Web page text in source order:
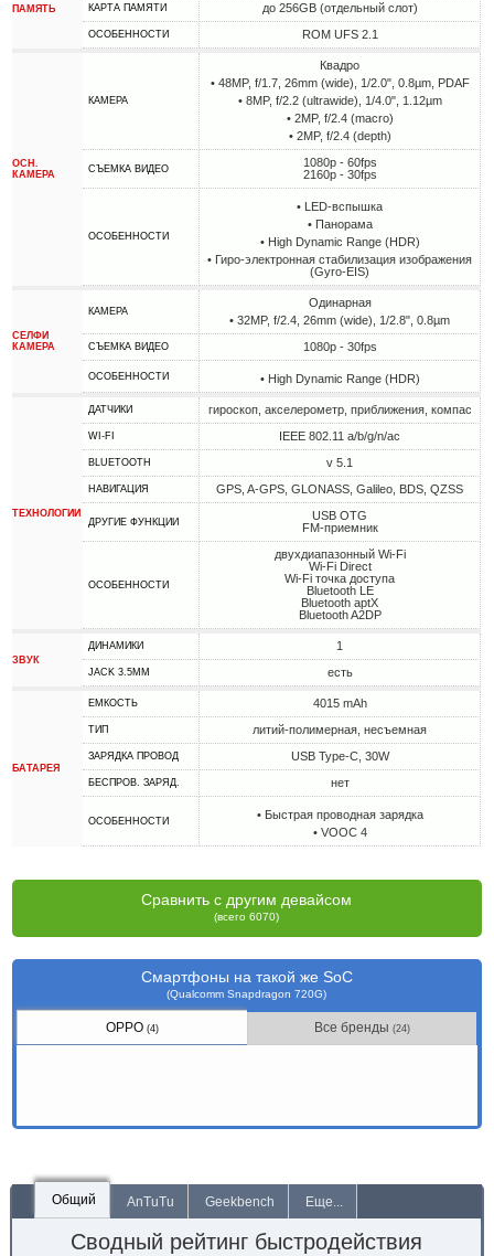
ПАМЯТЬ КАРТА ПАМЯТИ до 256GB (отдельный слот)
ОСОБЕННОСТИ ROM UFS 2.1
ОСН.
КАМЕРА
КАМЕРА
Квадро
• 48MP, f/1.7, 26mm (wide), 1/2.0", 0.8µm, PDAF
• 8MP, f/2.2 (ultrawide), 1/4.0", 1.12µm
• 2MP, f/2.4 (macro)
• 2MP, f/2.4 (depth)
СЪЕМКА ВИДЕО
1080p - 60fps
2160p - 30fps
ОСОБЕННОСТИ
• LED-вспышка
• Панорама
• High Dynamic Range (HDR)
• Гиро-электронная стабилизация изображения
(Gyro-EIS)
СЕЛФИ
КАМЕРА
КАМЕРА
Одинарная
• 32MP, f/2.4, 26mm (wide), 1/2.8", 0.8µm
СЪЕМКА ВИДЕО 1080p - 30fps
ОСОБЕННОСТИ • High Dynamic Range (HDR)
ТЕХНОЛОГИИ
ДАТЧИКИ гироскоп, акселерометр, приближения, компас
WI-FI IEEE 802.11 a/b/g/n/ac
BLUETOOTH v 5.1
НАВИГАЦИЯ GPS, A-GPS, GLONASS, Galileo, BDS, QZSS
ДРУГИЕ ФУНКЦИИ
USB OTG
FM-приемник
ОСОБЕННОСТИ
двухдиапазонный Wi-Fi
Wi-Fi Direct
Wi-Fi точка доступа
Bluetooth LE
Bluetooth aptX
Bluetooth A2DP
ЗВУК
ДИНАМИКИ 1
JACK 3.5MM есть
БАТАРЕЯ
ЕМКОСТЬ 4015 mAh
ТИП литий-полимерная, несъемная
ЗАРЯДКА ПРОВОД USB Type-C, 30W
БЕСПРОВ. ЗАРЯД. нет
ОСОБЕННОСТИ
• Быстрая проводная зарядка
• VOOC 4
Сравнить с другим девайсом
(всего 6070)
Смартфоны на такой же SoC
(Qualcomm Snapdragon 720G)
OPPO(4) Все бренды(24)
Общий AnTuTu Geekbench Еще...
Сводный рейтинг быстродействия